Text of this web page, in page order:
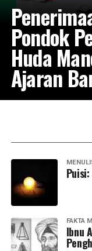
Pondok
Huda
Ajaran
FAKTA
Ibnu